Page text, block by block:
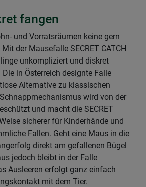
fangen
und Vorratsräumen keine gern
der Mausefalle SECRET CATCH
unkompliziert und diskret
in Österreich designte Falle
Alternative zu klassischen
wird von der
und macht die SECRET
sicherer für Kinderhände und
Fallen. Geht eine Maus in die
direkt am gefallenen Bügel
jedoch bleibt in der Falle
Ausleeren erfolgt ganz einfach
mit dem Tier.